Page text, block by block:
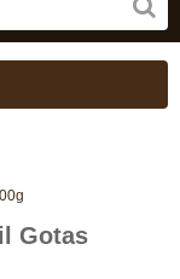
Gotas